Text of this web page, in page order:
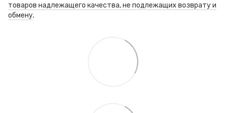
товаров надлежащего качества, не подлежащих возврату и
обмену.